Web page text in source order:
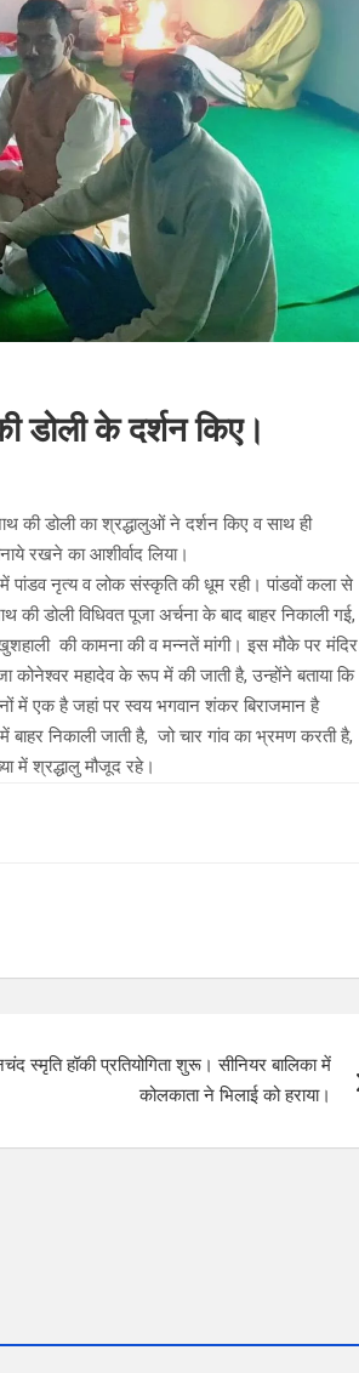
डोली के दर्शन किए।
की डोली का श्रद्धालुओं ने दर्शन किए व साथ ही
रखने का आशीर्वाद लिया।
पांडव नृत्य व लोक संस्कृति की धूम रही। पांडवों कला से
डोली विधिवत पूजा अर्चना के बाद बाहर निकाली गई,
की कामना की व मन्नतें मांगी। इस मौके पर मंदिर
कोनेश्वर महादेव के रूप में की जाती है, उन्होंने बताया कि
में एक है जहां पर स्वय भगवान शंकर बिराजमान है
निकाली जाती है, जो चार गांव का भ्रमण करती है,
में श्रद्धालु मौजूद रहे।
स्मृति हॉकी प्रतियोगिता शुरू। सीनियर बालिका में
कोलकाता ने भिलाई को हराया।